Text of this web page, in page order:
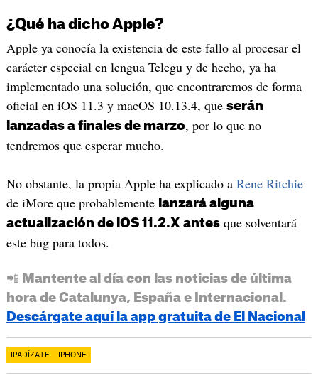
¿Qué ha dicho Apple?
Apple ya conocía la existencia de este fallo al procesar el
carácter especial en lengua Telegu y de hecho, ya ha
implementado una solución, que encontraremos de forma
oficial en iOS 11.3 y macOS 10.13.4, que serán
lanzadas a finales de marzo, por lo que no
tendremos que esperar mucho.
No obstante, la propia Apple ha explicado a Rene Ritchie
de iMore que probablemente lanzará alguna
actualización de iOS 11.2.X antesque solventará
este bug para todos.
📲 Mantente al día con las noticias de última
hora de Catalunya, España e Internacional.
Descárgate aquí la app gratuita de El Nacional
IPADÍZATE IPHONE